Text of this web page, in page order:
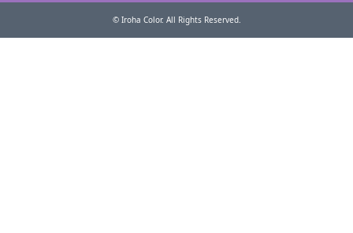
© Iroha Color. All Rights Reserved.